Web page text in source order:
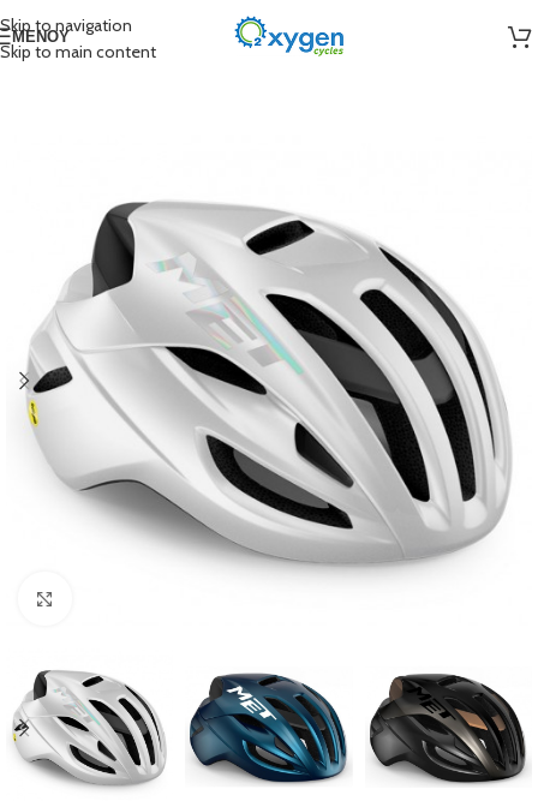
Skip to navigation
Skip to main content
ΜΕΝΟΎ